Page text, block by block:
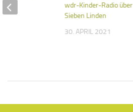
wdr-Kinder-Radio über
Sieben Linden
30. APRIL 2021